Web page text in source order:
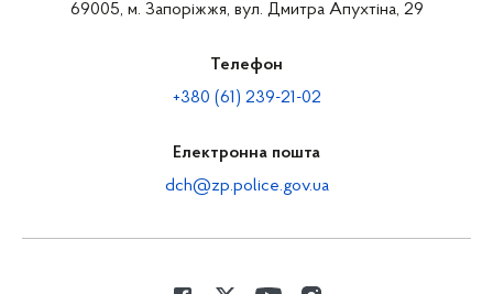
69005, м. Запоріжжя, вул. Дмитра Апухтіна, 29
Телефон
+380 (61) 239-21-02
Електронна пошта
dch@zp.police.gov.ua